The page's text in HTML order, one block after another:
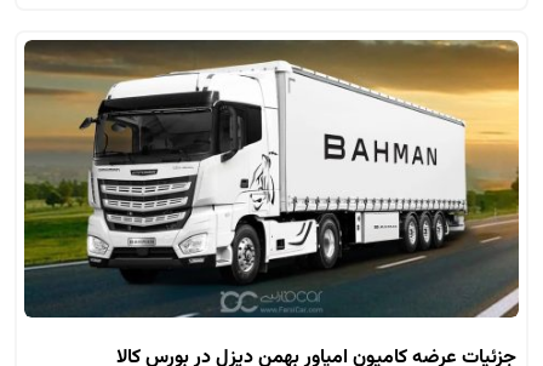
جزئیات عرضه کامیون امپاور بهمن دیزل در بورس کالا